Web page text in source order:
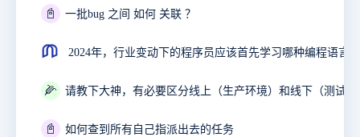
📓 一批bug 之间 如何 关联 ？
2024年，行业变动下的程序员应该首先学习哪种编程语言？
🌽
📓 如何查到所有自己指派出去的任务